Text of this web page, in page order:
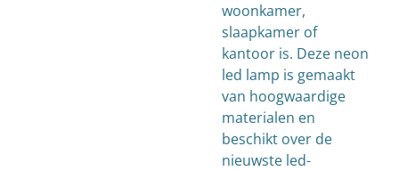
woonkamer,
slaapkamer of
kantoor is. Deze neon
led lamp is gemaakt
van hoogwaardige
materialen en
beschikt over de
nieuwste led-